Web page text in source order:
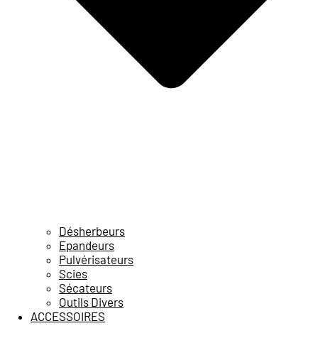
Désherbeurs
Epandeurs
Pulvérisateurs
Scies
Sécateurs
Outils Divers
ACCESSOIRES